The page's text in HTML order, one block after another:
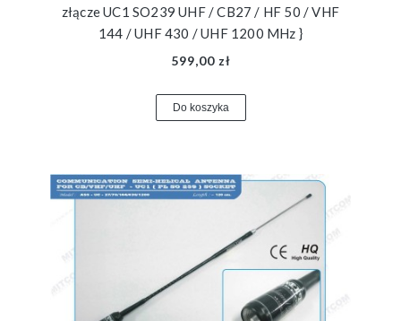
złącze UC1 SO239 UHF / CB27 / HF 50 / VHF
144 / UHF 430 / UHF 1200 MHz }
599,00 zł
Do koszyka